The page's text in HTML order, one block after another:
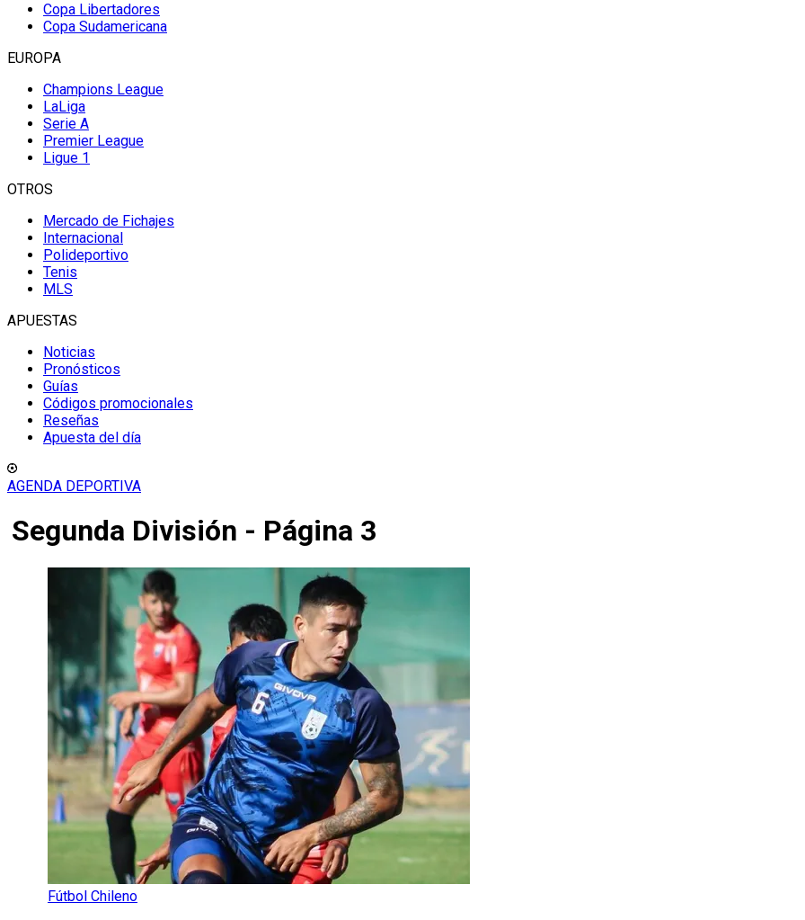
Copa Libertadores
Copa Sudamericana
EUROPA
Champions League
LaLiga
Serie A
Premier League
Ligue 1
OTROS
Mercado de Fichajes
Internacional
Polideportivo
Tenis
MLS
APUESTAS
Noticias
Pronósticos
Guías
Códigos promocionales
Reseñas
Apuesta del día
AGENDA DEPORTIVA
Segunda División - Página 3
Fútbol Chileno